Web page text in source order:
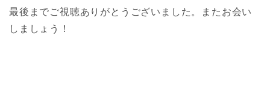
最後までご視聴ありがとうございました。またお会い
しましょう！